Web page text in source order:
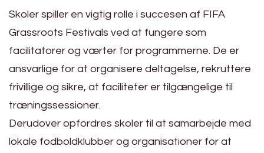
Skoler spiller en vigtig rolle i succesen af FIFA
Grassroots Festivals ved at fungere som
facilitatorer og værter for programmerne. De er
ansvarlige for at organisere deltagelse, rekruttere
frivillige og sikre, at faciliteter er tilgængelige til
træningssessioner.
Derudover opfordres skoler til at samarbejde med
lokale fodboldklubber og organisationer for at